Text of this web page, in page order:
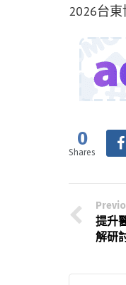
2026台
0
Shares
提升
解研